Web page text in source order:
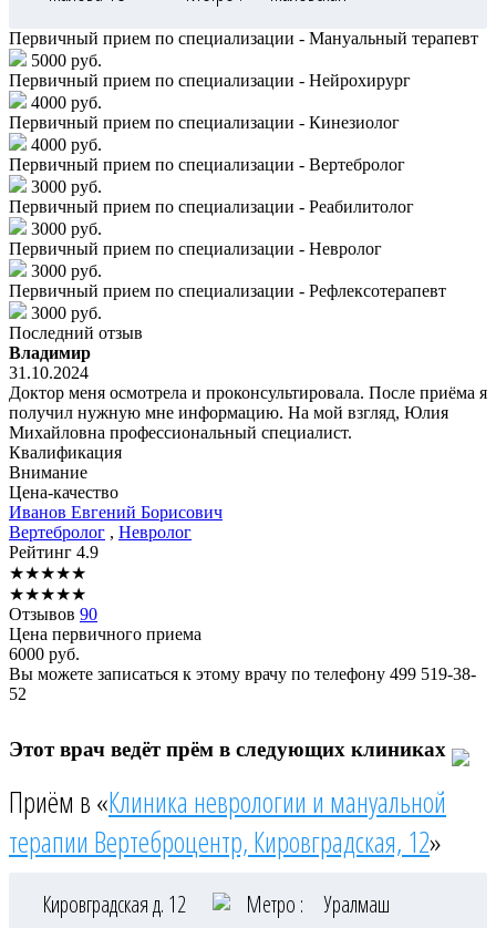
Первичный прием по специализации - Мануальный терапевт
5000 руб.
Первичный прием по специализации - Нейрохирург
4000 руб.
Первичный прием по специализации - Кинезиолог
4000 руб.
Первичный прием по специализации - Вертебролог
3000 руб.
Первичный прием по специализации - Реабилитолог
3000 руб.
Первичный прием по специализации - Невролог
3000 руб.
Первичный прием по специализации - Рефлексотерапевт
3000 руб.
Последний отзыв
Владимир
31.10.2024
Доктор меня осмотрела и проконсультировала. После приёма я
получил нужную мне информацию. На мой взгляд, Юлия
Михайловна профессиональный специалист.
Квалификация
Внимание
Цена-качество
Иванов Евгений Борисович
Вертебролог , Невролог
Рейтинг 4.9
★★★★★
★★★★★
Отзывов 90
Цена первичного приема
6000 руб.
Вы можете записаться к этому врачу по телефону 499 519-38-
52
Этот врач ведёт прём в следующих клиниках
Приём в «Клиника неврологии и мануальной
терапии Вертеброцентр, Кировградская, 12»
Кировградская д. 12 Метро : Уралмаш